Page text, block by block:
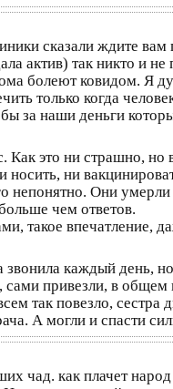
сказали ждите
актив) так никто и
болеют ковидом. Я
только когда
за наши деньги
Как это ни страшно,
ни
Они
чем ответов.
такое впечатление,
каждый день,
привезли, в
так повезло,
А могли и спасти
чад. как плачет